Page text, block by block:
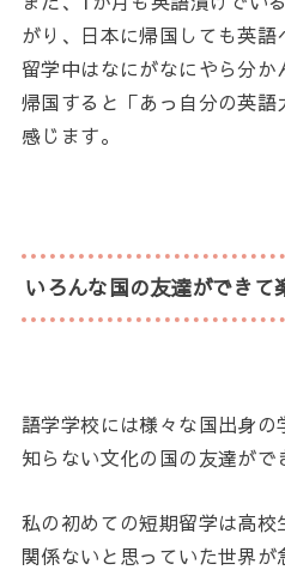
がり、日本に帰国しても英語
留学中はなにがなにやら分か
帰国すると「あっ自分の英語
感じます。
いろんな国の友達ができて
語学学校には様々な国出身
知らない文化の国の友達がで
私の初めての短期留学は高
関係ないと思っていた世界